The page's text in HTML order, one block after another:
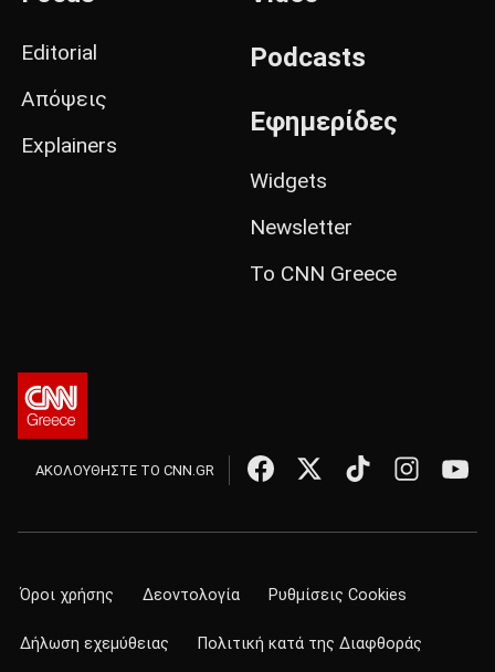
Editorial
Απόψεις
Explainers
Podcasts
Εφημερίδες
Widgets
Newsletter
Το CNN Greece
ΑΚΟΛΟΥΘΗΣΤΕ ΤΟ CNN.GR
Όροι χρήσης Δεοντολογία Ρυθμίσεις Cookies
Δήλωση εχεμύθειας Πολιτική κατά της Διαφθοράς